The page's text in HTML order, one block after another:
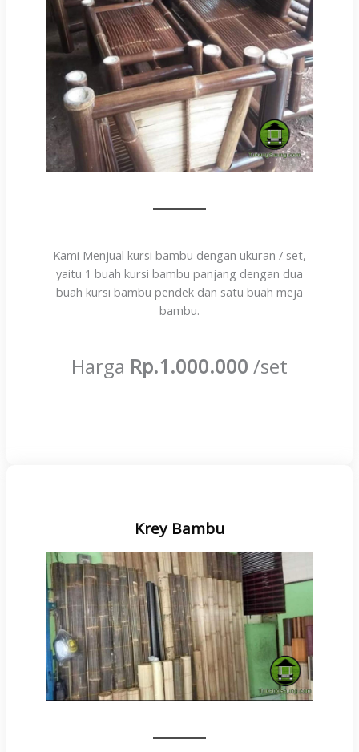
Kami Menjual kursi bambu dengan ukuran / set,
yaitu 1 buah kursi bambu panjang dengan dua
buah kursi bambu pendek dan satu buah meja
bambu.
Harga Rp.1.000.000 /set
Krey Bambu